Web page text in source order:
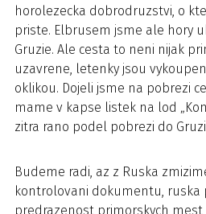
horolezecka dobrodruzstvi, o
priste. Elbrusem jsme ale hory
Gruzie. Ale cesta to neni nijak
uzavrene, letenky jsou
oklikou. Dojeli jsme na pobrezi
mame v kapse listek na lod
zitra rano podel pobrezi do
Budeme radi, az z Ruska
kontrolovani dokumentu, ruska
predrazenost primorskych mest